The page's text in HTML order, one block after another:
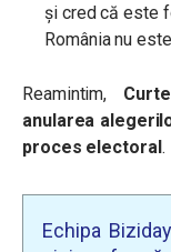
și cred că este
România nu
Reamintim,
anularea
proces electoral.
Echipa